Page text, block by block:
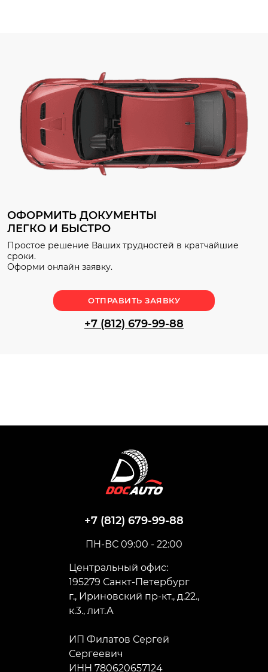
ОФОРМИТЬ ДОКУМЕНТЫ
ЛЕГКО И БЫСТРО
Простое решение Ваших трудностей в кратчайшие
сроки.
Оформи онлайн заявку.
ОТПРАВИТЬ ЗАЯВКУ
+7 (812) 679-99-88
+7 (812) 679-99-88
ПН-ВС 09:00 - 22:00
Центральный офис:
195279 Санкт-Петербург
г., Ириновский пр-кт., д.22.,
к.3., лит.А
ИП Филатов Сергей
Сергеевич
ИНН 780620657124